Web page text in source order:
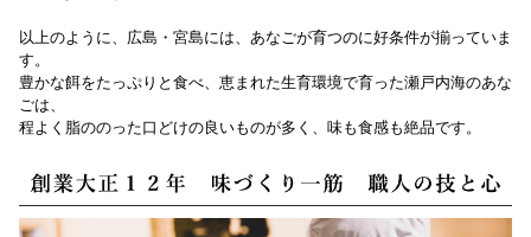
以上のように、広島・宮島には、あなごが育つのに好条件が揃っていま
す。
豊かな餌をたっぷりと食べ、恵まれた生育環境で育った瀬戸内海のあな
ごは、
程よく脂ののった口どけの良いものが多く、味も食感も絶品です。